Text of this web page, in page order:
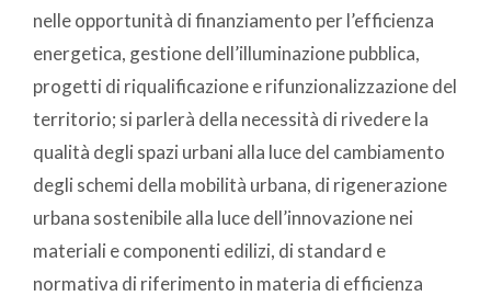
nelle opportunità di finanziamento per l’efficienza
energetica, gestione dell’illuminazione pubblica,
progetti di riqualificazione e rifunzionalizzazione del
territorio; si parlerà della necessità di rivedere la
qualità degli spazi urbani alla luce del cambiamento
degli schemi della mobilità urbana, di rigenerazione
urbana sostenibile alla luce dell’innovazione nei
materiali e componenti edilizi, di standard e
normativa di riferimento in materia di efficienza